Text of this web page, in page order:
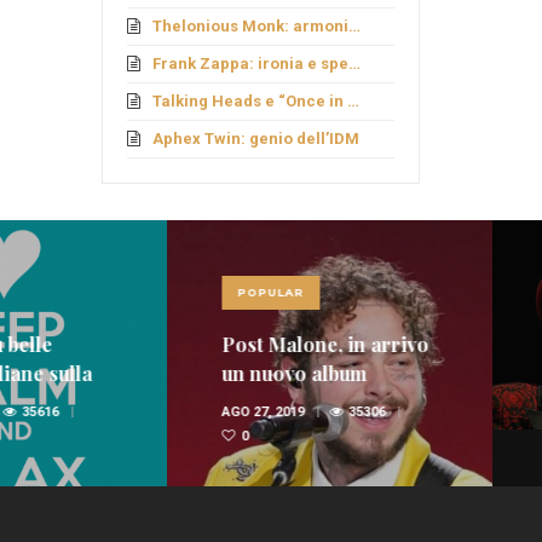
Thelonious Monk: armonie fuori schema
Frank Zappa: ironia e sperimentazione
Talking Heads e “Once in a Lifetime”
Aphex Twin: genio dell’IDM
in arrivo
album
POPULAR
Le 10 canzoni più belle
di Vinicio Capossela
(VIDEO)
APR 29, 2016
35044
1